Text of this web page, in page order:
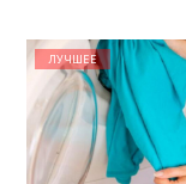
ЛУЧШЕЕ